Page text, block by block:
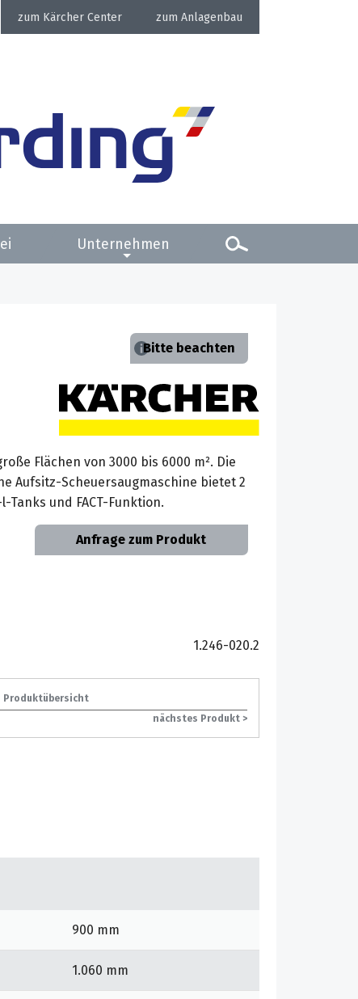
Kärcher Center Anlagenbau
Unternehmen
Bitte beachten
Flächen von 3000 bis 6000 m². Die
Aufsitz-Scheuersaugmaschine bietet 2
Tanks und FACT-Funktion.
Anfrage zum Produkt
1.246-020.2
Produktübersicht
nächstes Produkt >
900 mm
1.060 mm